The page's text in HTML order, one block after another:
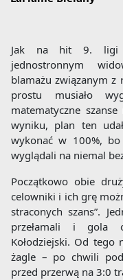
Jak na hit 9. ligi
jednostronnym
blamażu związanym z
prostu musiało
matematyczne
wyniku, plan ten
wykonać w 100%, bo
wyglądali na niemal
Początkowo obie
celowniki i ich grę
straconych szans”.
przełamali i gola
Kołodziejski. Od tego
żagle – po chwili
przed przerwą na 3:0